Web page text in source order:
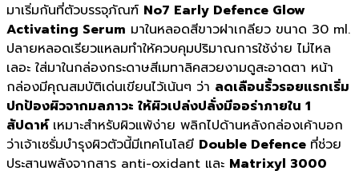
มาเริ่มกันที่ตัวบรรจุภัณฑ์ No7 Early Defence Glow
Activating Serum มาในหลอดสีขาวฝาเกลียว ขนาด 30 ml.
ปลายหลอดเรียวแหลมทำให้ควบคุมปริมาณการใช้ง่าย ไม่ไหล
เลอะ ใส่มาในกล่องกระดาษสีเมทาลิคสวยงามดูสะอาดตา หน้า
กล่องมีคุณสมบัติเด่นเขียนไว้เน้นๆ ว่า ลดเลือนริ้วรอยแรกเริ่ม
ปกป้องผิวจากมลภาวะ ให้ผิวเปล่งปลั่งมีออร่าภายใน 1
สัปดาห์ เหมาะสำหรับผิวแพ้ง่าย พลิกไปด้านหลังกล่องเค้าบอก
ว่าเจ้าเซรั่มบำรุงผิวตัวนี้มีเทคโนโลยี Double Defence ที่ช่วย
ประสานพลังจากสาร anti-oxidant และ Matrixyl 3000